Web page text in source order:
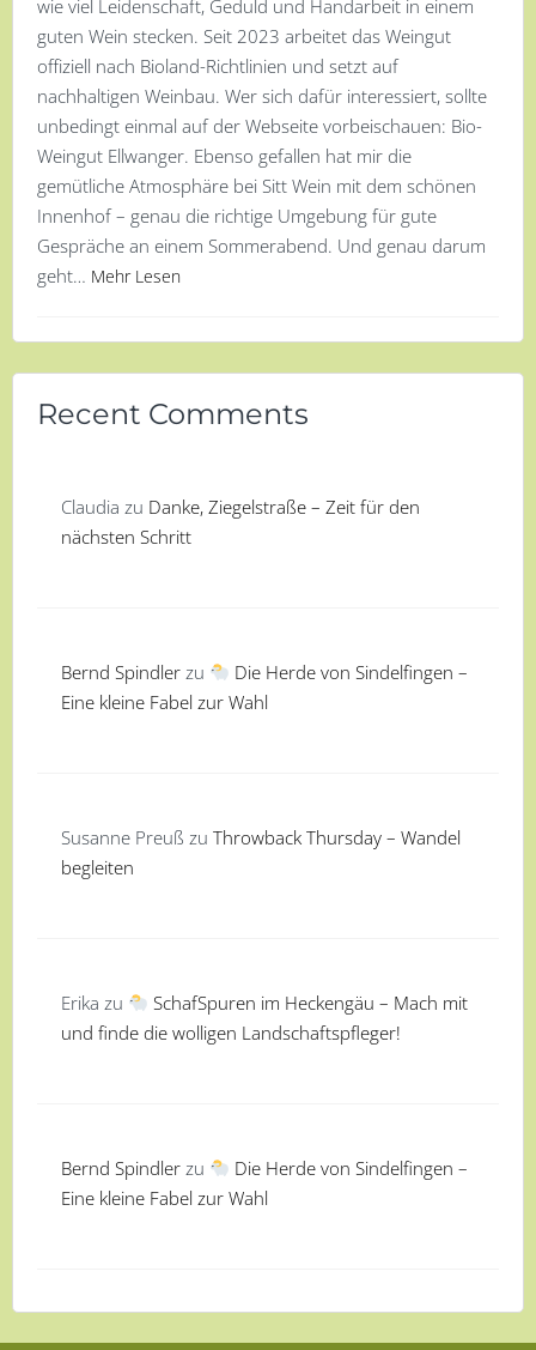
wie viel Leidenschaft, Geduld und Handarbeit in einem
guten Wein stecken. Seit 2023 arbeitet das Weingut
offiziell nach Bioland-Richtlinien und setzt auf
nachhaltigen Weinbau. Wer sich dafür interessiert, sollte
unbedingt einmal auf der Webseite vorbeischauen: Bio-
Weingut Ellwanger. Ebenso gefallen hat mir die
gemütliche Atmosphäre bei Sitt Wein mit dem schönen
Innenhof – genau die richtige Umgebung für gute
Gespräche an einem Sommerabend. Und genau darum
geht… Mehr Lesen
Recent Comments
Claudia zu Danke, Ziegelstraße – Zeit für den
nächsten Schritt
Bernd Spindler zu
Die Herde von Sindelfingen –
Eine kleine Fabel zur Wahl
Susanne Preuß zu Throwback Thursday – Wandel
begleiten
Erika zu
SchafSpuren im Heckengäu – Mach mit
und finde die wolligen Landschaftspfleger!
Bernd Spindler zu
Die Herde von Sindelfingen –
Eine kleine Fabel zur Wahl